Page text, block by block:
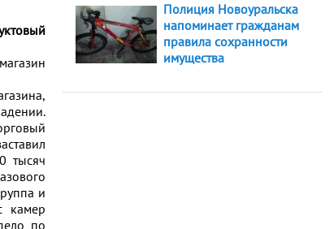
тысяч
и
камер
по
Полиция Новоуральска
напоминает гражданам
правила сохранности
имущества